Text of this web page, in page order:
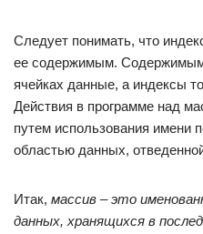
Следует понимать, что
ее содержимым.
ячейках данные, а индексы
Действия в программе над
путем использования имени
областью данных,
Итак, массив – это
данных, хранящихся в